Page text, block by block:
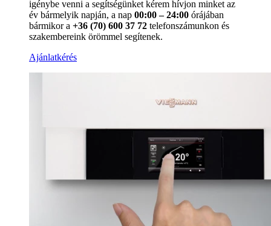
igénybe venni a segítségünket kérem hívjon minket az
év bármelyik napján, a nap 00:00 – 24:00 órájában
bármikor a +36 (70) 600 37 72 telefonszámunkon és
szakembereink örömmel segítenek.
Ajánlatkérés